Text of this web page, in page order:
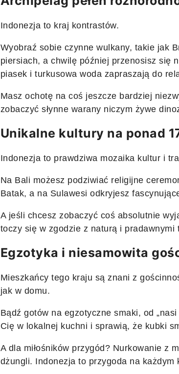
Indonezja to kraj kontrastów.
Wyobraź sobie czynne wulkany, takie jak
piersiach, a chwilę później przenosisz się
piasek i turkusowa woda zapraszają do
Masz ochotę na coś jeszcze bardziej
zobaczyć słynne warany niczym żywe
Unikalne kultury na ponad
Indonezja to prawdziwa mozaika kultur i
Na Bali możesz podziwiać religijne
Batak, a na Sulawesi odkryjesz
A jeśli chcesz zobaczyć coś absolutnie
toczy się w zgodzie z naturą i pradawnymi
Egzotyka i niesamowita
Mieszkańcy tego kraju są znani z
jak w domu.
Bądź gotów na egzotyczne smaki, od
Cię w lokalnej kuchni i sprawią, że kubki
A dla miłośników przygód? Nurkowanie z
dżungli. Indonezja to przygoda na każdym